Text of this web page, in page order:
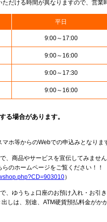
だける時間が異なりますので、営
平日
9:00～17:00
9:00～16:00
9:00～17:30
9:00～16:00
る場合があります。
ホ等からのWebでの申込みとなりま
、商品やサービスを宣伝してみません
のホームページをご覧ください！！
）
、ゆうちょ口座のお預け入れ・お引
しは、別途、ATM硬貨預払料金がかか